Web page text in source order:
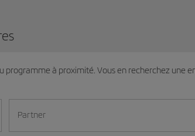
programme à proximité. Vous en recherchez
Partner